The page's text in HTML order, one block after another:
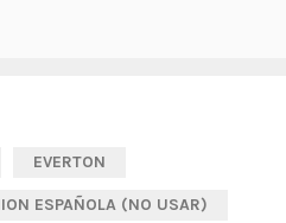
EVERTON
ESPAÑOLA (NO USAR)